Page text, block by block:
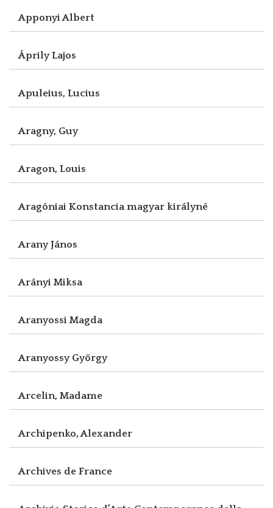
Apponyi Albert
Áprily Lajos
Apuleius, Lucius
Aragny, Guy
Aragon, Louis
Aragóniai Konstancia magyar királyné
Arany János
Arányi Miksa
Aranyossi Magda
Aranyossy György
Arcelin, Madame
Archipenko, Alexander
Archives de France